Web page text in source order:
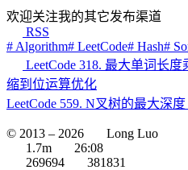
欢迎关注我的其它发布渠道
RSS
# Algorithm# LeetCode# Hash#
LeetCode 318. 最大单词长
缩到位运算优化
LeetCode 559. N叉树的最大深
© 2013 – 2026
Long Luo
1.7m
26:08
269694
381831